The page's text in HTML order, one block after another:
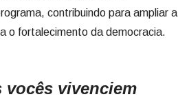
contribuindo para ampliar a
o fortalecimento da democracia.
vocês vivenciem